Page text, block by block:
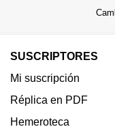
SUSCRIPTORES
Mi suscripción
Réplica en PDF
Hemeroteca